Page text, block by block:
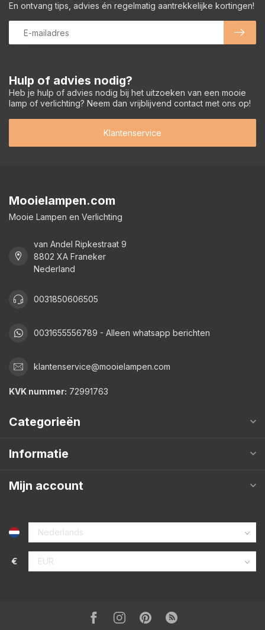
Hulp of advies nodig?
Heb je hulp of advies nodig bij het uitzoeken van een mooie
lamp of verlichting? Neem dan vrijblijvend contact met ons op!
Klantenservice
En ontvang tips, advies én regelmatig aantrekkelijke kortingen!
Mooielampen.com
Mooie Lampen en Verlichting
van Andel Ripkestraat 9
8802 XA Franeker
Nederland
0031850606505
0031655556789 - Alleen whatsapp berichten
klantenservice@mooielampen.com
KVK nummer: 72991763
Categorieën
Informatie
Mijn account
€